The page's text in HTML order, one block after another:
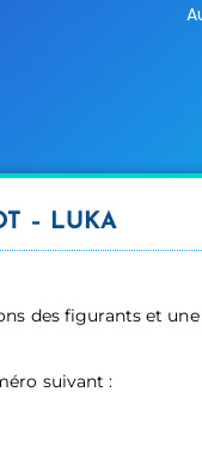
– LUKA
des figurants et
suivant :